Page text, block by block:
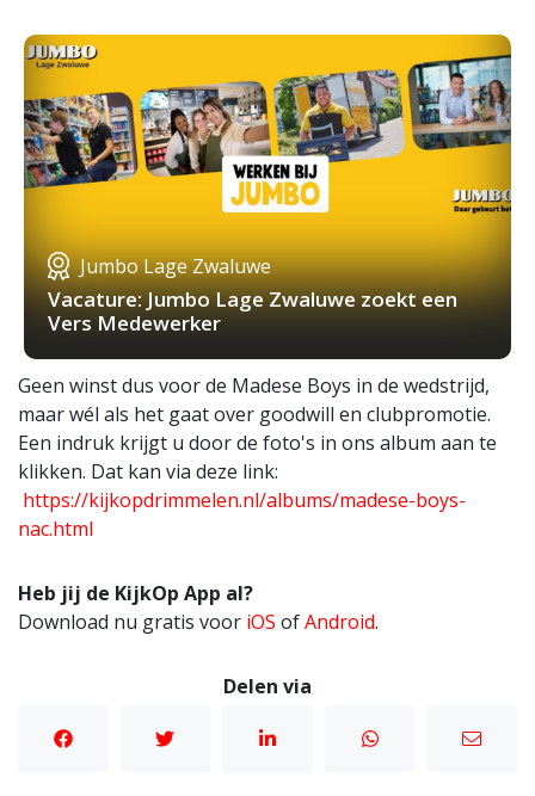
Jumbo Lage Zwaluwe
Vacature: Jumbo Lage Zwaluwe zoekt een
Vers Medewerker
Geen winst dus voor de Madese Boys in de wedstrijd,
maar wél als het gaat over goodwill en clubpromotie.
Een indruk krijgt u door de foto's in ons album aan te
klikken. Dat kan via deze link:
https://kijkopdrimmelen.nl/albums/madese-boys-
nac.html
Heb jij de KijkOp App al?
Download nu gratis voor iOS ofAndroid.
Delen via